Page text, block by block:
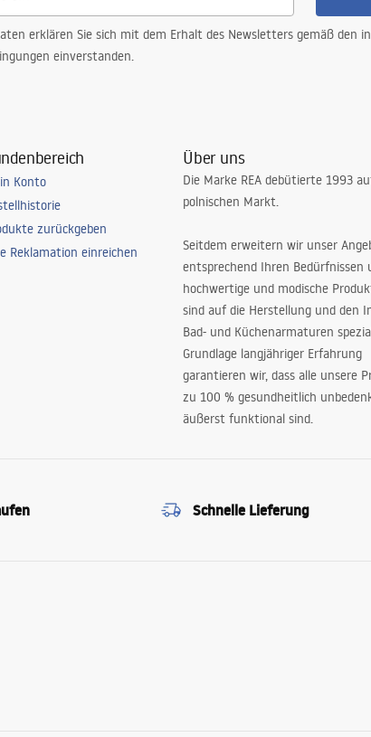
erklären Sie sich mit dem Erhalt des Newsletters gemäß den
einverstanden.
Konto
zurückgeben
Reklamation einreichen
Über uns
Die Marke REA debütierte 1993
polnischen Markt.
Seitdem erweitern wir unser
entsprechend Ihren Bedürfnissen
hochwertige und modische
sind auf die Herstellung und den
Bad- und Küchenarmaturen
Grundlage langjähriger Erfahrung
garantieren wir, dass alle unsere
zu 100 % gesundheitlich
äußerst funktional sind.
Schnelle Lieferung